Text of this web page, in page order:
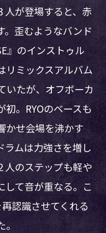
人が登場すると、赤
。歪むようなバンド
』のインストゥル
リミックスアルバム
いたが、オフボーカ
。RYOのベースも
かせ会場を沸かす
ラムは力強さを増し
人のステップも軽や
して音が重なる。こ
認識させてくれる